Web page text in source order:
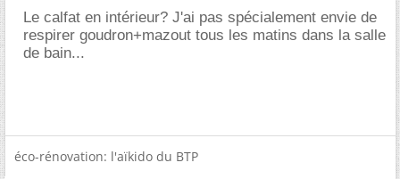
Le calfat en intérieur? J'ai pas spécialement envie de
respirer goudron+mazout tous les matins dans la salle
de bain...
éco-rénovation: l'aïkido du BTP